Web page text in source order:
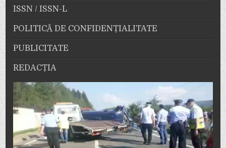
ISSN / ISSN-L
POLITICĂ DE CONFIDENȚIALITATE
PUBLICITATE
REDACȚIA